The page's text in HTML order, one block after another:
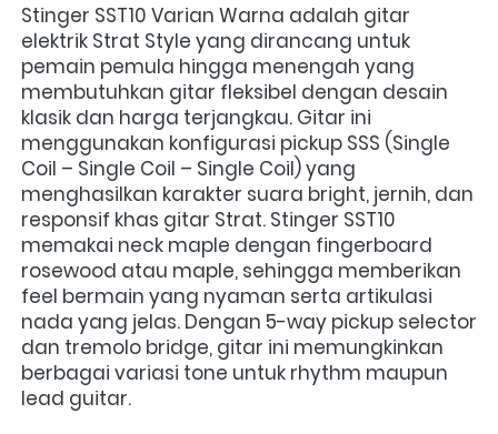
Stinger SST10 Varian Warna adalah gitar
elektrik Strat Style yang dirancang untuk
pemain pemula hingga menengah yang
membutuhkan gitar fleksibel dengan desain
klasik dan harga terjangkau. Gitar ini
menggunakan konfigurasi pickup SSS (Single
Coil – Single Coil – Single Coil) yang
menghasilkan karakter suara bright, jernih, dan
responsif khas gitar Strat. Stinger SST10
memakai neck maple dengan fingerboard
rosewood atau maple, sehingga memberikan
feel bermain yang nyaman serta artikulasi
nada yang jelas. Dengan 5-way pickup selector
dan tremolo bridge, gitar ini memungkinkan
berbagai variasi tone untuk rhythm maupun
lead guitar.